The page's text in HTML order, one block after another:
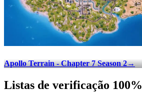
Apollo Terrain - Chapter 7 Season 2→
Listas de verificação 100%